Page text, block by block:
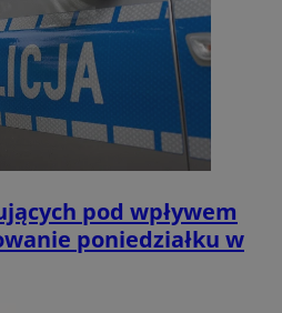
pod wpływem
poniedziałku w